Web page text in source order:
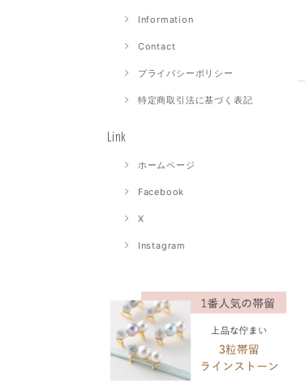
Information
Contact
プライバシーポリシー
特定商取引法に基づく表記
Link
ホームページ
Facebook
X
Instagram